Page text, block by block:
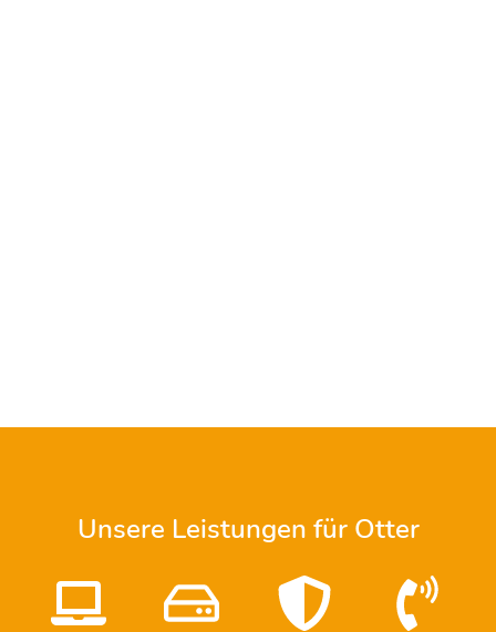
Unsere Leistungen für Otter